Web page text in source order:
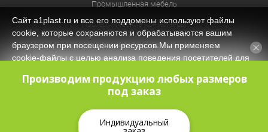
Промышленная мебель
Изотермические контейнеры
Контейнеры для технических нужд
Сайт a1plast.ru и все его поддомены используют файлы
cookie, которые сохраняются и обрабатываются вашим
браузером при посещении ресурсов.Мы применяем
cookie‑файлы с целью анализа поведения посетителей для
корректной работы сайта. Оставаясь на нашем сайте, вы
Политикой защиты и обработки
персональных данныхи даёте своё согласие на обработку
персональных данных (в т.ч. через сервис Яндекс.Метрика).
Производим продукцию любых размеров
под заказ
Индивидуальный